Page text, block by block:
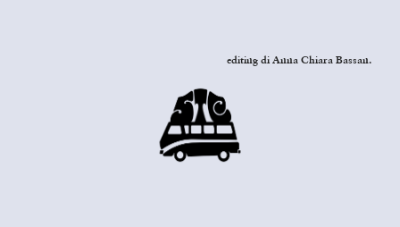
editing di Anna Chiara Bassan.